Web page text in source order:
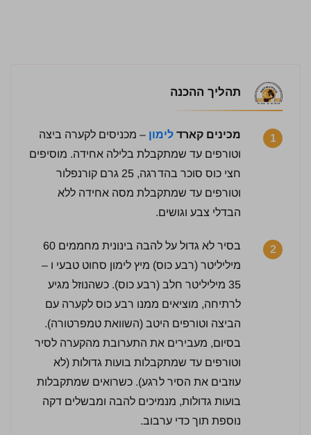
תהליך ההכנה
1 מכינים קארד לימון – מכניסים לקערה ביצה
וטורפים עד שמתקבלת בלילה אחידה. מוסיפים
חצי כוס סוכר בהדרגה, 25 גרם קורנפלור
וטורפים עד שמתקבלת מסה אחידה ללא
הבדלי צבע וגושים.
2
בסיר לא גדול על להבה בינונית מחממים 60
מיליליטר (רבע כוס) מיץ לימון סחוט טבעי ו –
35 מיליליטר חלב (רבע כוס). כשהנוזל מגיע
לרתיחה, מוציאים ממנו רבע כוס לקערה עם
הביצה וטורפים היטב (השוואת טמפרטורה).
בסיום, מעבירים את התערובת מהקערה לסיר
וטורפים עד שמתקבלות בועות גדולות (לא
עוזבים את הסיר לרגע). כשרואים שמתקבלות
בועות גדולות, מנמיכים להבה ומבשלים דקה
נוספת תוך כדי ערבוב.